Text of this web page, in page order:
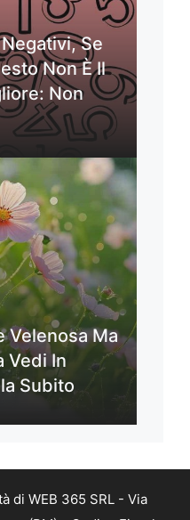
Se
Non È Il
Non
Velenosa Ma
Vedi In
Subito
di WEB 365 SRL - Via